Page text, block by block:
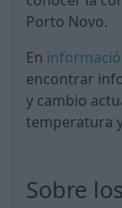
Porto Novo.
En
encontrar
y cambio
temperatura
Sobre